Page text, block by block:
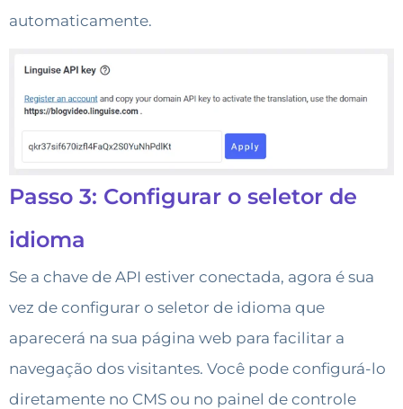
automaticamente.
Passo 3: Configurar o seletor de
idioma
Se a chave de API estiver conectada, agora é sua
vez de configurar o seletor de idioma que
aparecerá na sua página web para facilitar a
navegação dos visitantes. Você pode configurá-lo
diretamente no CMS ou no painel de controle